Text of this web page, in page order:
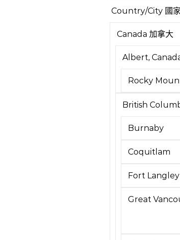
Country/City 國
Canada 加拿大
Albert,
Rocky
British
Burnaby
Coquitlam
Fort Langley
Great